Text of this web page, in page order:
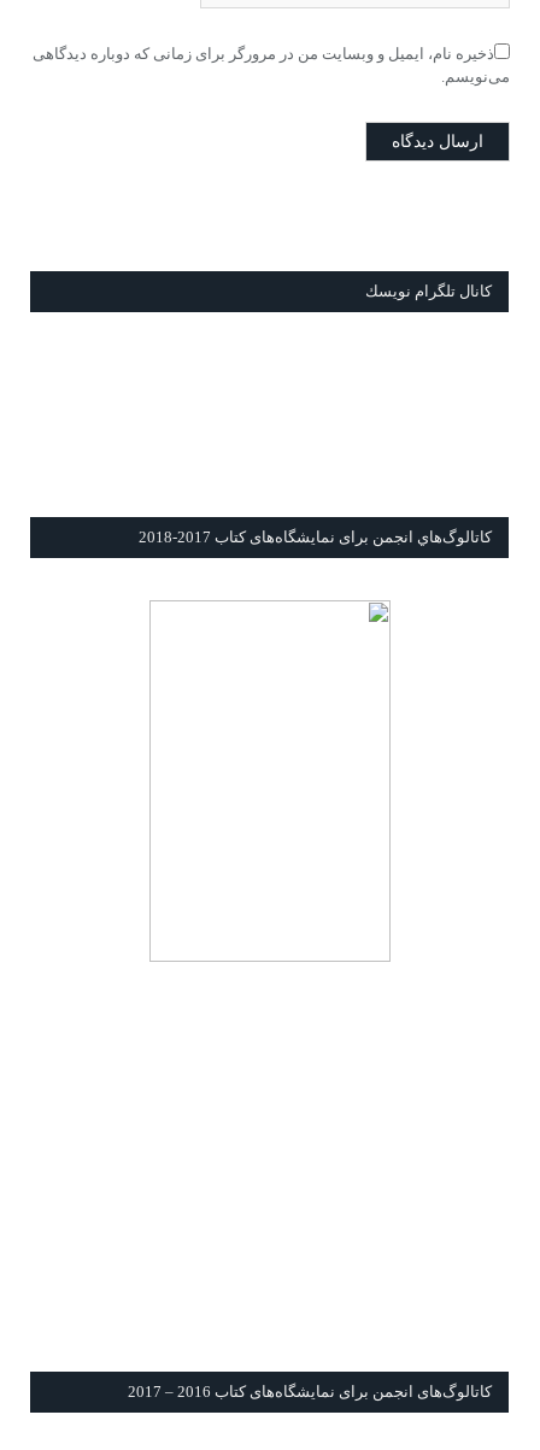
ذخیره نام، ایمیل و وبسایت من در مرورگر برای زمانی که دوباره دیدگاهی
می‌نویسم.
كانال تلگرام نويسك
كاتالوگ‌هاي انجمن برای نمايشگاه‌های كتاب 2017-2018
كاتالوگ‌های انجمن برای نمايشگاه‌های كتاب 2016 – 2017